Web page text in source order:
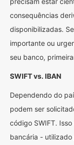
consequências
disponibilizadas.
importante ou
seu banco,
SWIFT vs. IBAN
Dependendo do
podem ser
código SWIFT.
bancária -